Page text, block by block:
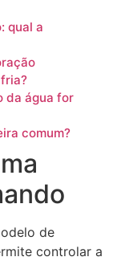
qual a
da água for
comum?
de
controlar a